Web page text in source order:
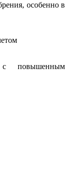
особенно в
с повышенным